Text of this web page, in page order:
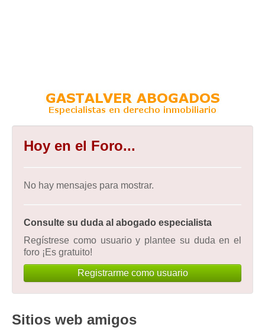
Hoy en el Foro...
No hay mensajes para mostrar.
Consulte su duda al abogado especialista
Regístrese como usuario y plantee su duda en el
foro ¡Es gratuito!
Registrarme como usuario
Sitios web amigos